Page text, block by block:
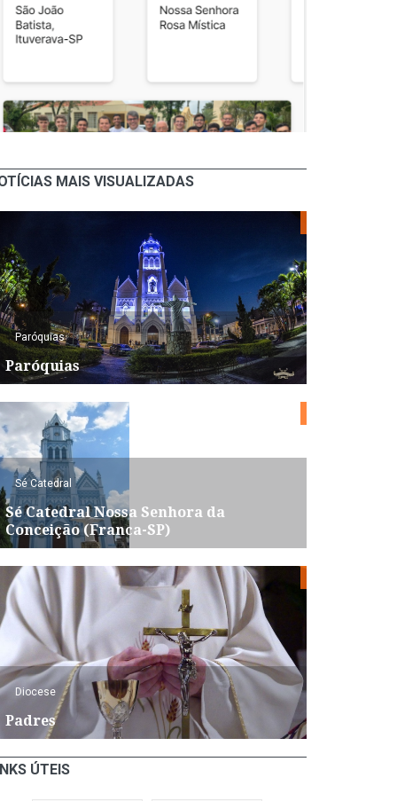
MAIS VISUALIZADAS
Paróquias
Paróquias
Sé Catedral
Sé Catedral Nossa Senhora da
Conceição (Franca-SP)
Diocese
Padres
ÚTEIS